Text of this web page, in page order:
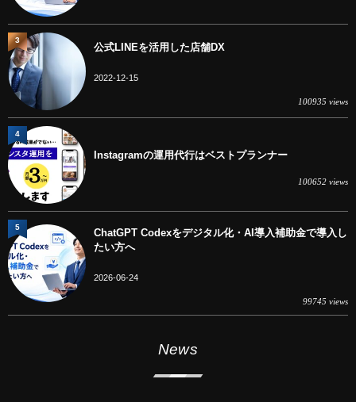
公式LINEを活用した店舗DX
2022-12-15
100935 views
3
Instagramの運用代行はベストプランナー
100652 views
4
ChatGPT Codexをデジタル化・AI導入補助金で導入し
たい方へ
2026-06-24
99745 views
5
News